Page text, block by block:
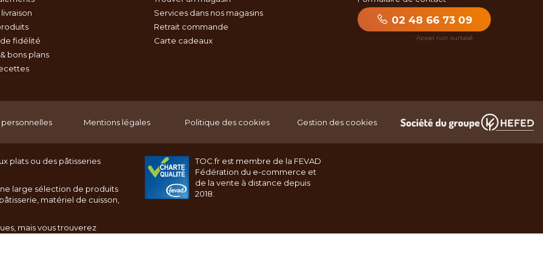
fidélité
bons plans
Services dans nos magasins
Retrait commande
Carte cadeaux
02 48 66 73 09
personnelles Mentions légales Politique des cookies Gestion des cookies
plats ou des pâtisseries
large sélection de produits
matériel de cuisson,
mais vous trouverez
TOC.fr est membre de la FEVAD
Fédération du e-commerce et
de la vente à distance depuis
2018.